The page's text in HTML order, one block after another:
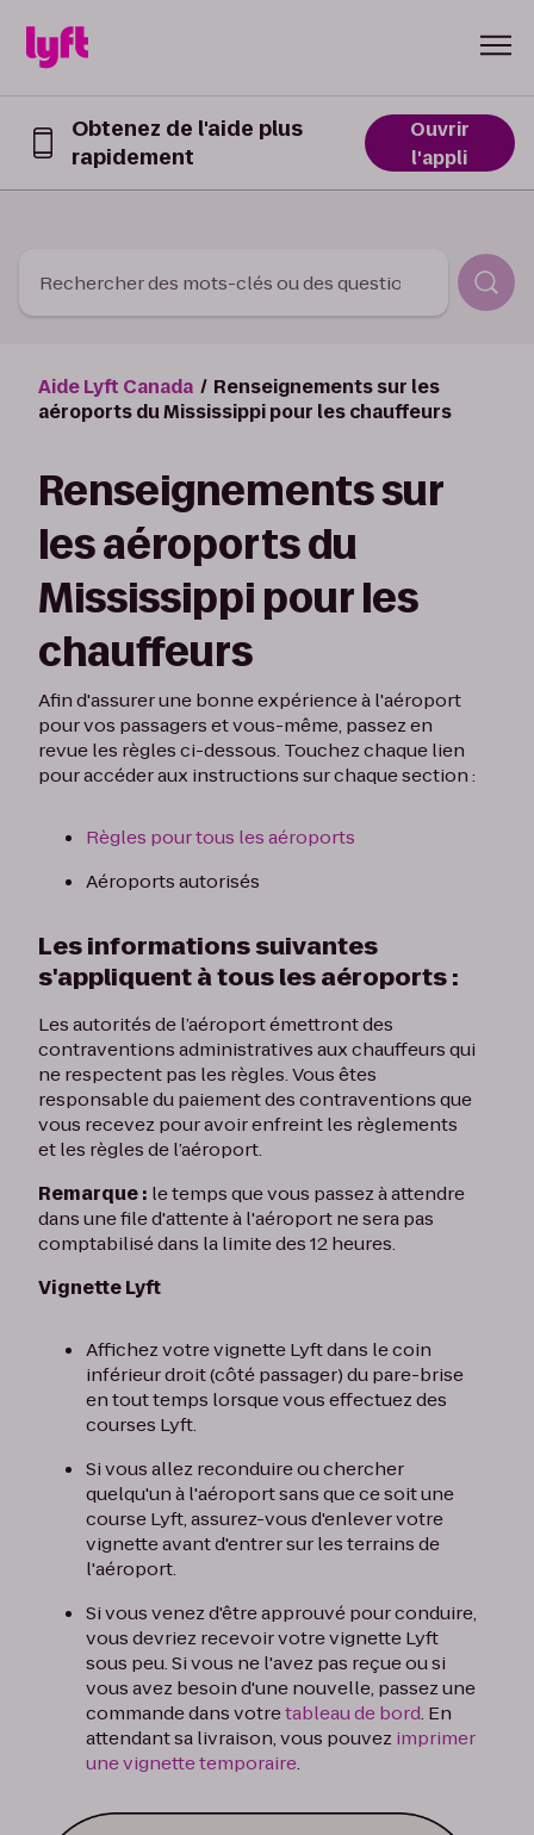
Obtenez de l'aide plus
rapidement
Obtenez
dans
Ouvrir
l'appli
Rechercher des mots-clés ou des questions
Aide Lyft Canada
Renseignements sur les
aéroports du Mississippi pour les chauffeurs
Renseignements sur
les aéroports du
Mississippi pour les
chauffeurs
Afin d'assurer une bonne expérience à l'aéroport
pour vos passagers et vous-même, passez en
revue les règles ci-dessous. Touchez chaque lien
pour accéder aux instructions sur chaque section :
Règles pour tous les aéroports
Aéroports autorisés
Les informations suivantes
s'appliquent à tous les aéroports :
Les autorités de l’aéroport émettront des
contraventions administratives aux chauffeurs qui
ne respectent pas les règles. Vous êtes
responsable du paiement des contraventions que
vous recevez pour avoir enfreint les règlements
et les règles de l’aéroport.
Remarque : le temps que vous passez à attendre
dans une file d'attente à l'aéroport ne sera pas
comptabilisé dans la limite des 12 heures.
Vignette Lyft
Affichez votre vignette Lyft dans le coin
inférieur droit (côté passager) du pare-brise
en tout temps lorsque vous effectuez des
courses Lyft.
Si vous allez reconduire ou chercher
quelqu'un à l'aéroport sans que ce soit une
course Lyft, assurez-vous d'enlever votre
vignette avant d'entrer sur les terrains de
l'aéroport.
Si vous venez d'être approuvé pour conduire,
vous devriez recevoir votre vignette Lyft
sous peu. Si vous ne l'avez pas reçue ou si
vous avez besoin d'une nouvelle, passez une
commande dans votretableau de bord. En
attendant sa livraison, vous pouvez imprimer
une vignette temporaire.